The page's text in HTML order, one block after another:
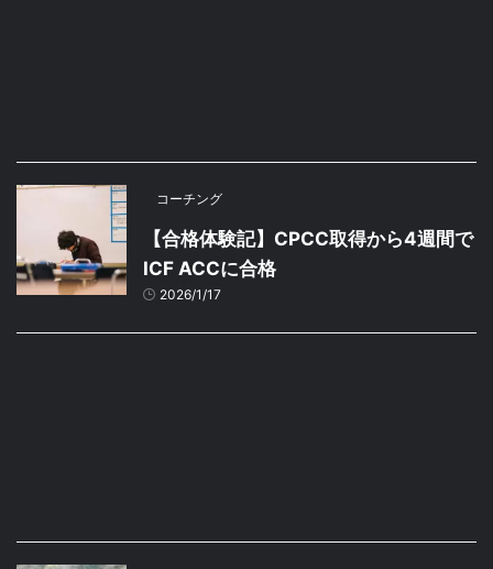
コーチング
【合格体験記】CPCC取得から4週間で
ICF ACCに合格
2026/1/17